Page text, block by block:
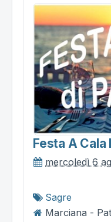
Festa A Cala
mercoledì 6
Sagre
Marciana -